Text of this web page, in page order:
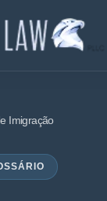
Imigração